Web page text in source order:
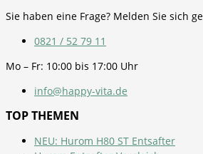
Sie haben eine Frage? Melden Sie sich
0821 / 52 79 11
Mo – Fr: 10:00 bis 17:00 Uhr
info@happy-vita.de
TOP THEMEN
NEU: Hurom H80 ST Entsafter